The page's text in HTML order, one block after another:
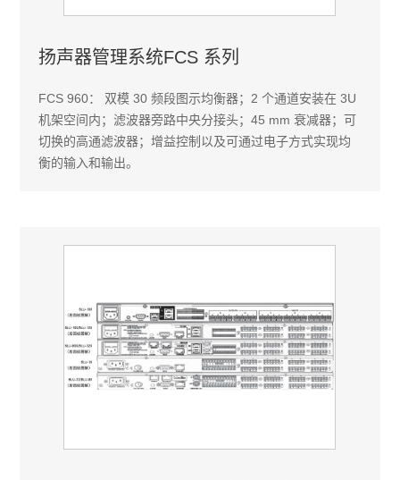
扬声器管理系统FCS 系列
FCS 960： 双模 30 频段图示均衡器；2 个通道安装在 3U
机架空间内；滤波器旁路中央分接头；45 mm 衰减器；可
切换的高通滤波器；增益控制以及可通过电子方式实现均
衡的输入和输出。